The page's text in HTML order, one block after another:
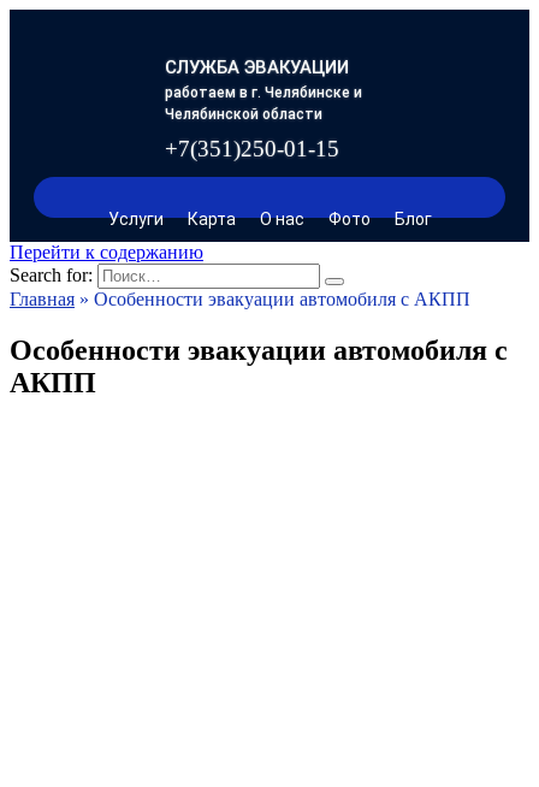
СЛУЖБА ЭВАКУАЦИИ
работаем в г. Челябинске и
Челябинской области
+7(351)250-01-15
Услуги Карта О нас Фото Блог
Перейти к содержанию
Search for:
Главная » Особенности эвакуации автомобиля с АКПП
Особенности эвакуации автомобиля с
АКПП